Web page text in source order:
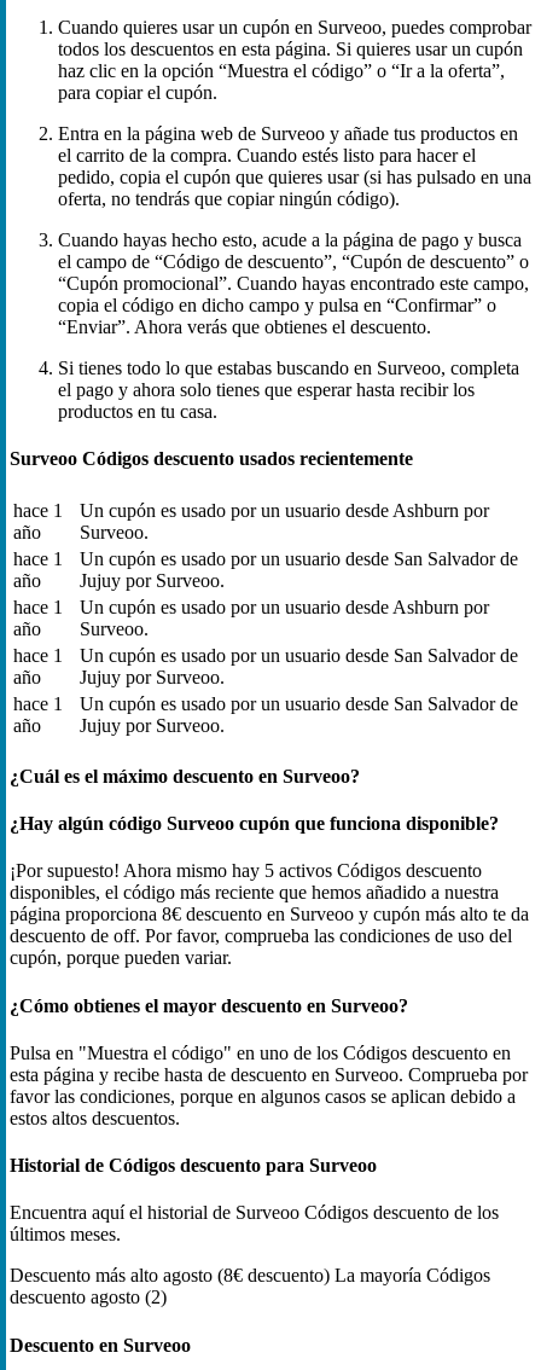
Cuando quieres usar un cupón en Surveoo, puedes comprobar
todos los descuentos en esta página. Si quieres usar un cupón
haz clic en la opción “Muestra el código” o “Ir a la oferta”,
para copiar el cupón.
Entra en la página web de Surveoo y añade tus productos en
el carrito de la compra. Cuando estés listo para hacer el
pedido, copia el cupón que quieres usar (si has pulsado en una
oferta, no tendrás que copiar ningún código).
Cuando hayas hecho esto, acude a la página de pago y busca
el campo de “Código de descuento”, “Cupón de descuento” o
“Cupón promocional”. Cuando hayas encontrado este campo,
copia el código en dicho campo y pulsa en “Confirmar” o
“Enviar”. Ahora verás que obtienes el descuento.
Si tienes todo lo que estabas buscando en Surveoo, completa
el pago y ahora solo tienes que esperar hasta recibir los
productos en tu casa.
Surveoo Códigos descuento usados recientemente
hace 1
año
Un cupón es usado por un usuario desde Ashburn por
Surveoo.
hace 1
año
Un cupón es usado por un usuario desde San Salvador de
Jujuy por Surveoo.
hace 1
año
Un cupón es usado por un usuario desde Ashburn por
Surveoo.
hace 1
año
Un cupón es usado por un usuario desde San Salvador de
Jujuy por Surveoo.
hace 1
año
Un cupón es usado por un usuario desde San Salvador de
Jujuy por Surveoo.
¿Cuál es el máximo descuento en Surveoo?
¿Hay algún código Surveoo cupón que funciona disponible?
¡Por supuesto! Ahora mismo hay 5 activos Códigos descuento
disponibles, el código más reciente que hemos añadido a nuestra
página proporciona 8€ descuento en Surveoo y cupón más alto te da
descuento de off. Por favor, comprueba las condiciones de uso del
cupón, porque pueden variar.
¿Cómo obtienes el mayor descuento en Surveoo?
Pulsa en "Muestra el código" en uno de los Códigos descuento en
esta página y recibe hasta de descuento en Surveoo. Comprueba por
favor las condiciones, porque en algunos casos se aplican debido a
estos altos descuentos.
Historial de Códigos descuento para Surveoo
Encuentra aquí el historial de Surveoo Códigos descuento de los
últimos meses.
Descuento más alto agosto (8€ descuento) La mayoría Códigos
descuento agosto (2)
Descuento en Surveoo